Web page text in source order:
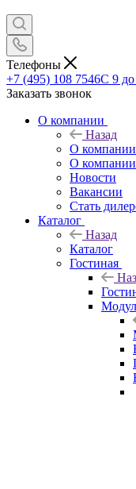
Телефоны
+7 (495) 108 7546С 9
Заказать звонок
О компании
Назад
О компании
О компании
Новости
Вакансии
Стать
Каталог
Назад
Каталог
Гостиная